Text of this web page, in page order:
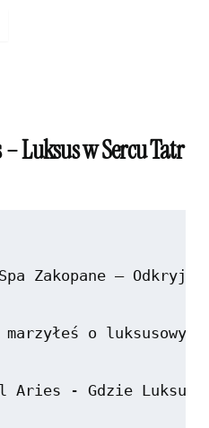
Luksus w Sercu Tatr
Zakopane – Odkryj
marzyłeś o
Aries - Gdzie Luksus